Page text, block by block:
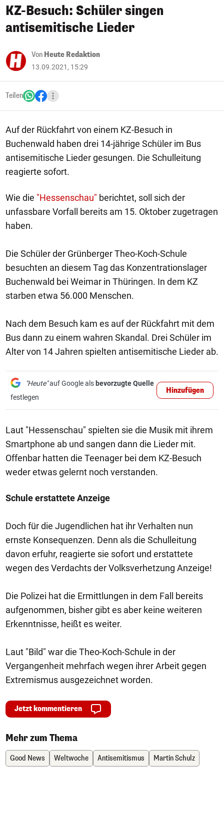
KZ-Besuch: Schüler singen
antisemitische Lieder
Von Heute Redaktion
13.09.2021, 15:29
Teilen
Auf der Rückfahrt von einem KZ-Besuch in
Buchenwald haben drei 14-jährige Schüler im Bus
antisemitische Lieder gesungen. Die Schulleitung
reagierte sofort.
Wie die "Hessenschau" berichtet, soll sich der
unfassbare Vorfall bereits am 15. Oktober zugetragen
haben.
Die Schüler der Grünberger Theo-Koch-Schule
besuchten an diesem Tag das Konzentrationslager
Buchenwald bei Weimar in Thüringen. In dem KZ
starben etwa 56.000 Menschen.
Nach dem Besuch kam es auf der Rückfahrt mit dem
Bus dann zu einem wahren Skandal. Drei Schüler im
Alter von 14 Jahren spielten antisemitische Lieder ab.
"Heute"auf Google als bevorzugte Quelle
festlegen
Hinzufügen
Laut "Hessenschau" spielten sie die Musik mit ihrem
Smartphone ab und sangen dann die Lieder mit.
Offenbar hatten die Teenager bei dem KZ-Besuch
weder etwas gelernt noch verstanden.
Schule erstattete Anzeige
Doch für die Jugendlichen hat ihr Verhalten nun
ernste Konsequenzen. Denn als die Schulleitung
davon erfuhr, reagierte sie sofort und erstattete
wegen des Verdachts der Volksverhetzung Anzeige!
Die Polizei hat die Ermittlungen in dem Fall bereits
aufgenommen, bisher gibt es aber keine weiteren
Erkenntnisse, heißt es weiter.
Laut "Bild" war die Theo-Koch-Schule in der
Vergangenheit mehrfach wegen ihrer Arbeit gegen
Extremismus ausgezeichnet worden.
Jetzt kommentieren
Mehr zum Thema
Good News Weltwoche Antisemitismus Martin Schulz